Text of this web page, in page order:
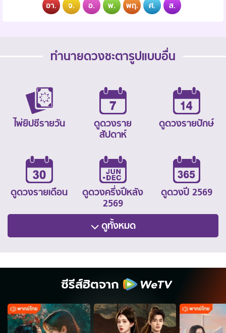
อา. จ. อ. พ. พฤ. ศ. ส.
ทำนายดวงชะตารูปแบบอื่น
ไพ่ยิปซีรายวัน
ดูดวงราย
สัปดาห์
ดูดวงรายปักษ์
ดูดวงรายเดือน
ดูดวงครึ่งปีหลัง
2569
ดูดวงปี 2569
ดูทั้งหมด
ซีรีส์ฮิตจาก